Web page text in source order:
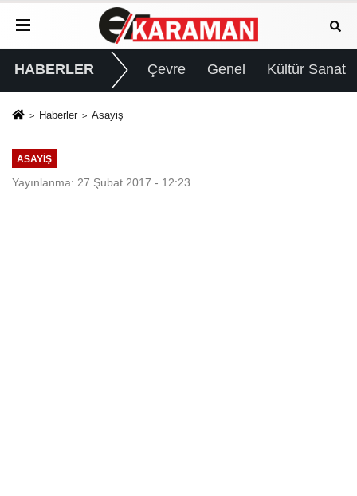
HABERLER Çevre Genel Kültür Sanat
Haberler Asayiş
ASAYIŞ
Yayınlanma: 27 Şubat 2017 - 12:23